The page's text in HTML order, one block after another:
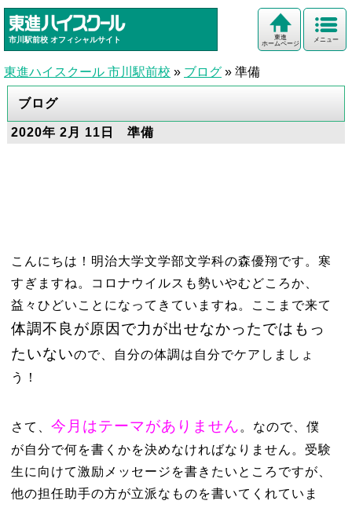
市川駅前校 オフィシャルサイト メニュー
東進
ホームページ
東進ハイスクール 市川駅前校 » ブログ » 準備
ブログ
2020年 2月 11日 準備
こんにちは！明治大学文学部文学科の森優翔です。寒
すぎますね。コロナウイルスも勢いやむどころか、
益々ひどいことになってきていますね。ここまで来て
体調不良が原因で力が出せなかったではもっ
たいないので、自分の体調は自分でケアしましょ
う！
さて、 今月はテーマがありません 。なので、僕
が自分で何を書くかを決めなければなりません。受験
生に向けて激励メッセージを書きたいところですが、
他の担任助手の方が立派なものを書いてくれていま